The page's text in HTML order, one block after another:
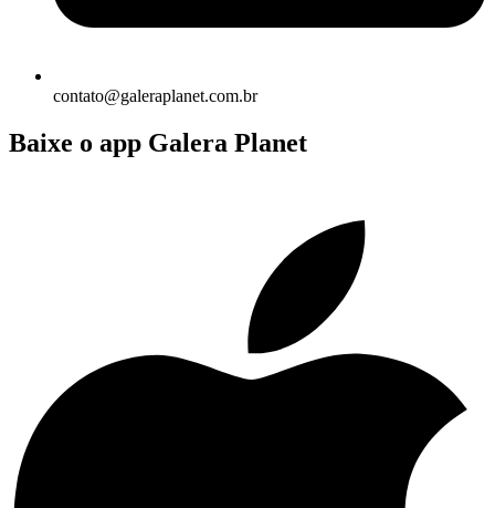
contato@galeraplanet.com.br
Baixe o app Galera Planet